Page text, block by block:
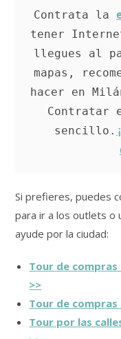
Contrata la
tener
llegues al
mapas,
hacer en
Contratar
sencillo.
Si prefieres, puedes
para ir a los outlets o
ayude por la ciudad:
Tour de
>>
Tour de
Tour por las